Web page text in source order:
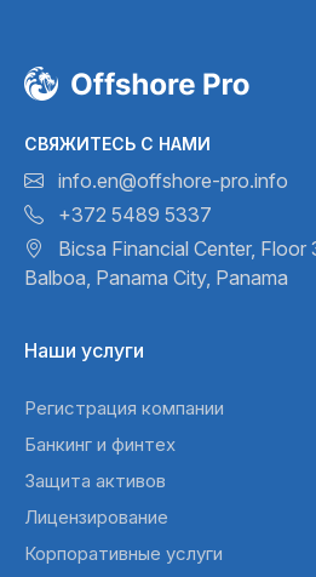
СВЯЖИТЕСЬ С НАМИ
info.en@offshore-pro.info
+372 5489 5337
Bicsa Financial Center, Floor
Balboa, Panama City, Panama
Наши услуги
Регистрация компании
Банкинг и финтех
Защита активов
Лицензирование
Корпоративные услуги